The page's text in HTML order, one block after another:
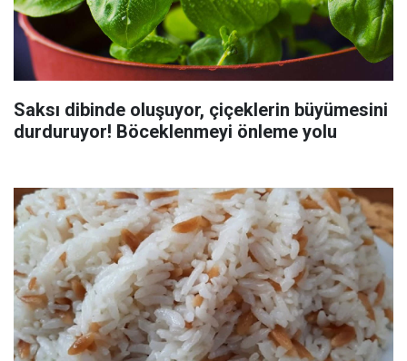
Saksı dibinde oluşuyor, çiçeklerin büyümesini
durduruyor! Böceklenmeyi önleme yolu